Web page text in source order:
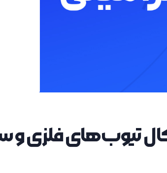
تیوب‌های فلزی